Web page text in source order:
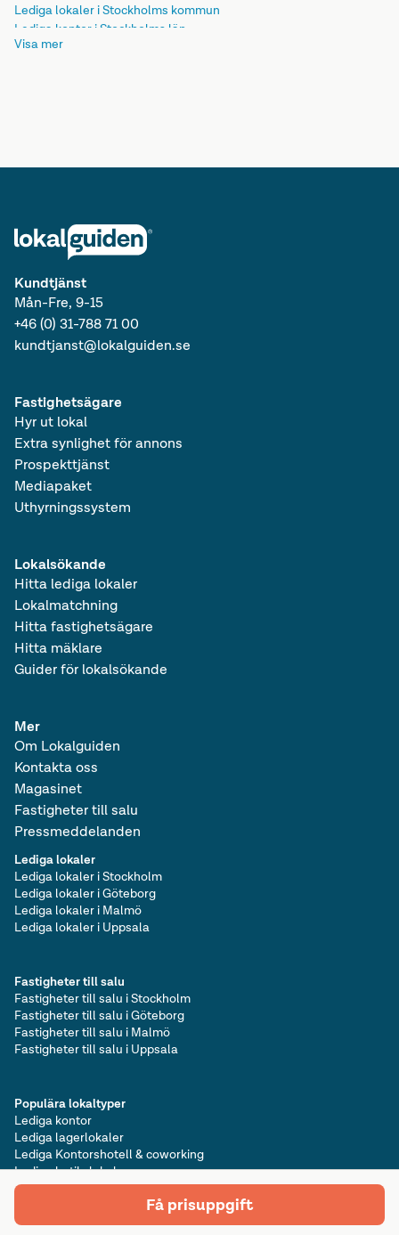
Få prisuppgift
Lediga lokaler i Stockholms kommun
Lediga kontor i Stockholms län
Lediga lokaler i Stockholms län
Visa mer
Kundtjänst
Mån-Fre, 9-15
+46 (0) 31-788 71 00
kundtjanst@lokalguiden.se
Lokalsökande
Hitta lediga lokaler
Lokalmatchning
Hitta fastighetsägare
Hitta mäklare
Guider för lokalsökande
Fastighetsägare
Hyr ut lokal
Extra synlighet för annons
Prospekttjänst
Mediapaket
Uthyrningssystem
Mer
Om Lokalguiden
Kontakta oss
Magasinet
Fastigheter till salu
Pressmeddelanden
Lediga lokaler
Lediga lokaler i Stockholm
Lediga lokaler i Göteborg
Lediga lokaler i Malmö
Lediga lokaler i Uppsala
Populära lokaltyper
Lediga kontor
Lediga lagerlokaler
Lediga Kontorshotell & coworking
Lediga butikslokaler
Fastigheter till salu
Fastigheter till salu i Stockholm
Fastigheter till salu i Göteborg
Fastigheter till salu i Malmö
Fastigheter till salu i Uppsala
Mark till salu